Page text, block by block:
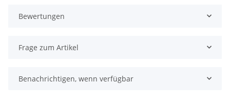
Bewertungen
Frage zum Artikel
Benachrichtigen, wenn verfügbar